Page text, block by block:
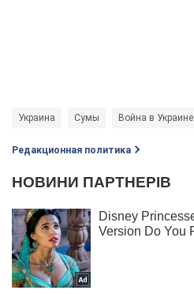
Украина Сумы Война в Украине
Редакционная политика